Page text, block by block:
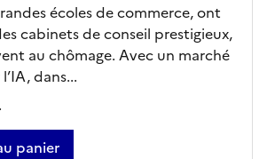
écoles de commerce, ont
cabinets de conseil prestigieux,
au chômage. Avec un marché
dans...
panier